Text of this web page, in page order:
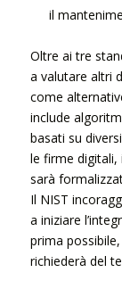
il
Oltre ai tre
a valutare altri
come
include
basati su
le firme digitali,
sarà
Il NIST
a iniziare
prima
richiederà del